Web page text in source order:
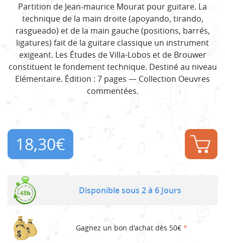
Partition de Jean-maurice Mourat pour guitare. La
technique de la main droite (apoyando, tirando,
rasgueado) et de la main gauche (positions, barrés,
ligatures) fait de la guitare classique un instrument
exigeant. Les Études de Villa-Lobos et de Brouwer
constituent le fondement technique. Destiné au niveau
Elémentaire. Édition : 7 pages — Collection Oeuvres
commentées.
18,30€
Disponible sous 2 à 6 Jours
Gagnez un bon d'achat dès 50€ *